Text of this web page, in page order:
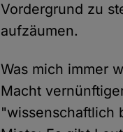
Vordergrund zu
aufzäumen.
Was mich immer
Macht
"wissenschaftlich